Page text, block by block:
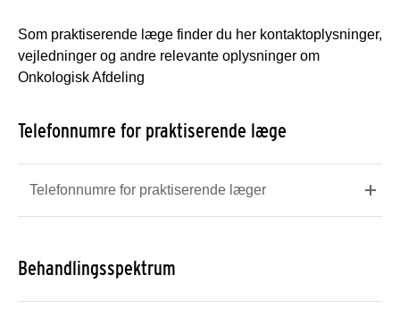
Som praktiserende læge finder du her kontaktoplysninger,
vejledninger og andre relevante oplysninger om
Onkologisk Afdeling
Telefonnumre for praktiserende læge
Telefonnumre for praktiserende læger
Behandlingsspektrum